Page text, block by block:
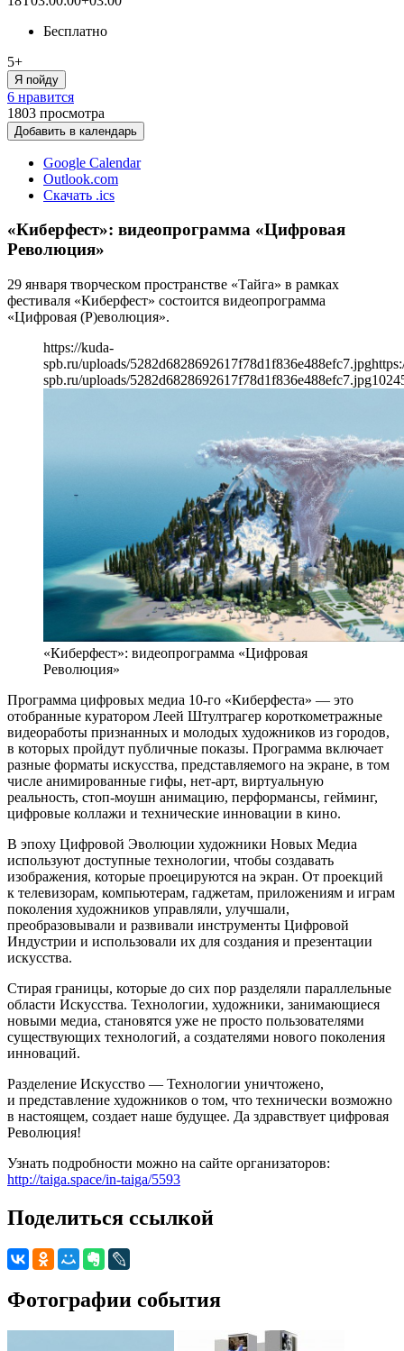
Бесплатно
5+
Я пойду
6 нравится
1803 просмотра
Добавить в календарь
Google Calendar
Outlook.com
Скачать .ics
«Киберфест»: видеопрограмма «Цифровая
Революция»
29 января творческом пространстве «Тайга» в рамках
фестиваля «Киберфест» состоится видеопрограмма
«Цифровая (Р)еволюция».
https://kuda-
spb.ru/uploads/5282d6828692617f78d1f836e488efc7.jpg
spb.ru/uploads/5282d6828692617f78d1f836e488efc7.jpg1024
«Киберфест»: видеопрограмма «Цифровая
Революция»
Программа цифровых медиа 10-го «Киберфеста» — это
отобранные куратором Леей Штултрагер короткометражные
видеоработы признанных и молодых художников из городов,
в которых пройдут публичные показы. Программа включает
разные форматы искусства, представляемого на экране, в том
числе анимированные гифы, нет-арт, виртуальную
реальность, стоп-моушн анимацию, перформансы, гейминг,
цифровые коллажи и технические инновации в кино.
В эпоху Цифровой Эволюции художники Новых Медиа
используют доступные технологии, чтобы создавать
изображения, которые проецируются на экран. От проекций
к телевизорам, компьютерам, гаджетам, приложениям и играм
поколения художников управляли, улучшали,
преобразовывали и развивали инструменты Цифровой
Индустрии и использовали их для создания и презентации
искусства.
Стирая границы, которые до сих пор разделяли параллельные
области Искусства. Технологии, художники, занимающиеся
новыми медиа, становятся уже не просто пользователями
существующих технологий, а создателями нового поколения
инноваций.
Разделение Искусство — Технологии уничтожено,
и представление художников о том, что технически возможно
в настоящем, создает наше будущее. Да здравствует цифровая
Революция!
Узнать подробности можно на сайте организаторов:
http://taiga.space/in-taiga/5593
Поделиться ссылкой
Фотографии события